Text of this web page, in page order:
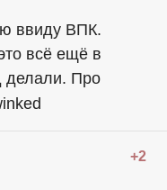
ввиду ВПК.
всё ещё в
делали. Про
+2